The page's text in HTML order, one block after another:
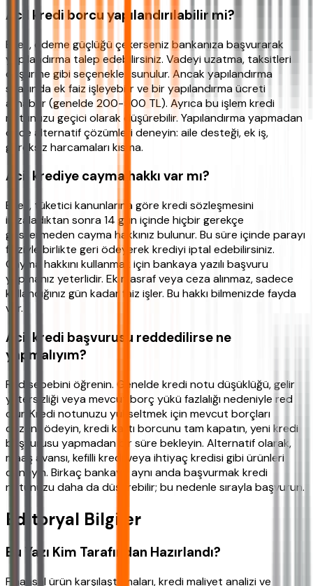
Acil kredi borcu yapılandırılabilir mi?
Evet, ödeme güçlüğü çekerseniz bankanıza başvurarak
yapılandırma talep edebilirsiniz. Vadeyi uzatma, taksitleri
düşürme gibi seçenekler sunulur. Ancak yapılandırma
sırasında ek faiz işleyebilir ve bir yapılandırma ücreti
alınabilir (genelde 200-500 TL). Ayrıca bu işlem kredi
notunuzu geçici olarak düşürebilir. Yapılandırma yapmadan
önce alternatif çözümleri deneyin: aile desteği, ek iş,
gereksiz harcamaları kısma.
Acil krediye cayma hakkı var mı?
Evet, tüketici kanunlarına göre kredi sözleşmesini
imzaladıktan sonra 14 gün içinde hiçbir gerekçe
göstermeden cayma hakkınız bulunur. Bu süre içinde parayı
faiziyle birlikte geri ödeyerek krediyi iptal edebilirsiniz.
Cayma hakkını kullanmak için bankaya yazılı başvuru
yapmanız yeterlidir. Ek masraf veya ceza alınmaz, sadece
kullandığınız gün kadar faiz işler. Bu hakkı bilmenizde fayda
var.
Acil kredi başvurusu reddedilirse ne
yapmalıyım?
Red sebebini öğrenin. Genelde kredi notu düşüklüğü, gelir
yetersizliği veya mevcut borç yükü fazlalığı nedeniyle red
olur. Kredi notunuzu yükseltmek için mevcut borçları
düzenli ödeyin, kredi kartı borcunu tam kapatın, yeni kredi
başvurusu yapmadan bir süre bekleyin. Alternatif olarak,
maaş avansı, kefilli kredi veya ihtiyaç kredisi gibi ürünleri
deneyin. Birkaç bankaya aynı anda başvurmak kredi
notunuzu daha da düşürebilir; bu nedenle sırayla başvurun.
Editoryal Bilgiler
Bu Yazı Kim Tarafından Hazırlandı?
Finansal ürün karşılaştırmaları, kredi maliyet analizi ve